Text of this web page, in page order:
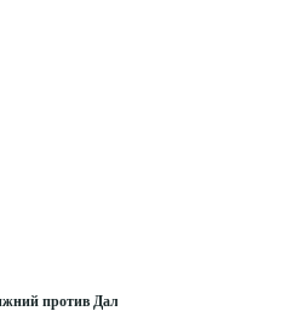
против Дальнего